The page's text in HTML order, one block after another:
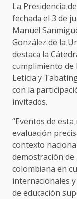
La Presidencia
fechada el 3 de
Manuel
González de la
destaca la
cumplimiento de
Leticia y
con la
invitados.
“Eventos de
evaluación
contexto
demostración de
colombiana en
internacionales
de educación